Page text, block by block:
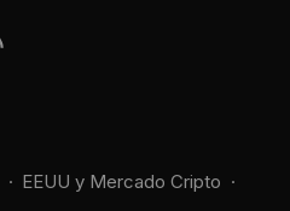
EEUU y Mercado Cripto